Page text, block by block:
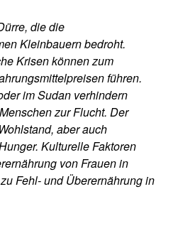
die die
Kleinbauern bedroht.
Krisen können zum
führen.
im Sudan verhindern
zur Flucht. Der
aber auch
Kulturelle Faktoren
von Frauen in
Fehl- und Überernährung in